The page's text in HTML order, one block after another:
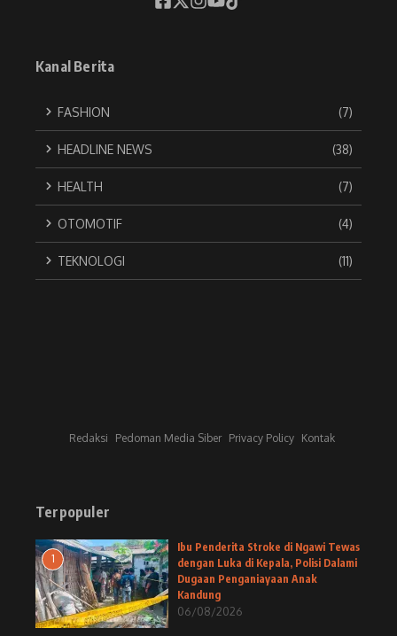
Kanal Berita
FASHION (7)
HEADLINE NEWS (38)
HEALTH (7)
OTOMOTIF (4)
TEKNOLOGI (11)
Redaksi Pedoman Media Siber Privacy Policy Kontak
Terpopuler
1
Ibu Penderita Stroke di Ngawi Tewas
dengan Luka di Kepala, Polisi Dalami
Dugaan Penganiayaan Anak
Kandung
06/08/2026